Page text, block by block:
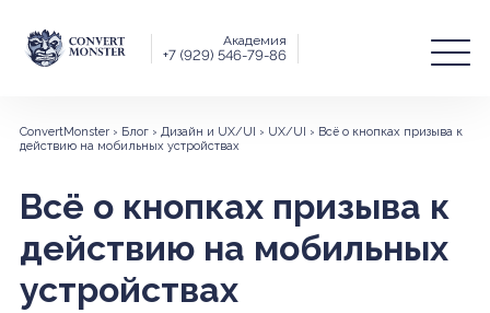
Академия
+7 (929) 546-79-86
ConvertMonster› Блог› Дизайн и UX/UI › UX/UI › Всё о кнопках призыва к
действию на мобильных устройствах
Всё о кнопках призыва к
действию на мобильных
устройствах